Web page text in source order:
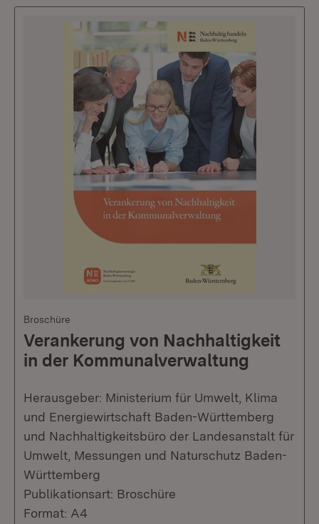
Broschüre
Verankerung von Nachhaltigkeit
in der Kommunalverwaltung
Herausgeber: Ministerium für Umwelt, Klima
und Energiewirtschaft Baden-Württemberg
und Nachhaltigkeitsbüro der Landesanstalt für
Umwelt, Messungen und Naturschutz Baden-
Württemberg
Publikationsart: Broschüre
Format: A4